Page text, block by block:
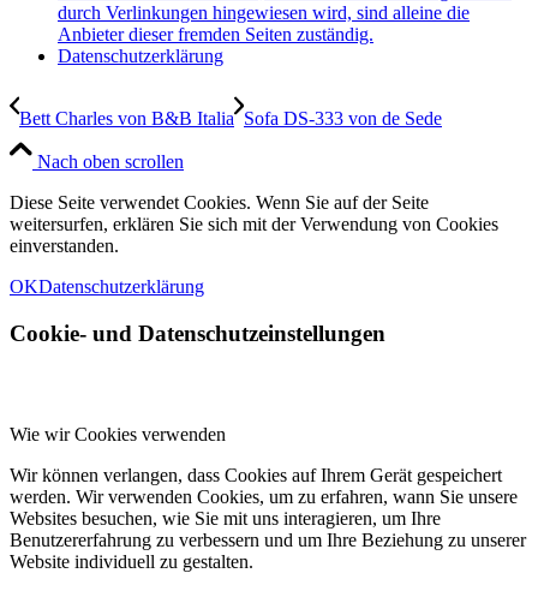
durch Verlinkungen hingewiesen wird, sind alleine die
Anbieter dieser fremden Seiten zuständig.
Datenschutzerklärung
Bett Charles von B&B Italia Sofa DS-333 von de Sede
Nach oben scrollen
Diese Seite verwendet Cookies. Wenn Sie auf der Seite
weitersurfen, erklären Sie sich mit der Verwendung von Cookies
einverstanden.
OKDatenschutzerklärung
Cookie- und Datenschutzeinstellungen
Wie wir Cookies verwenden
Wir können verlangen, dass Cookies auf Ihrem Gerät gespeichert
werden. Wir verwenden Cookies, um zu erfahren, wann Sie unsere
Websites besuchen, wie Sie mit uns interagieren, um Ihre
Benutzererfahrung zu verbessern und um Ihre Beziehung zu unserer
Website individuell zu gestalten.